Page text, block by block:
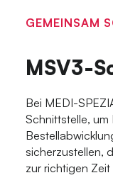
GEMEINSAM
MSV3-
Bei MEDI-
Schnittstelle, um
sicherzustellen,
zur richtigen Zeit